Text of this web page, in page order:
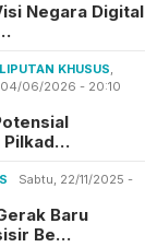
Negara Digital
LIPUTAN KHUSUS,
04/06/2026 - 20:10
Pilkad…
Sabtu, 22/11/2025 -
Baru
Be…